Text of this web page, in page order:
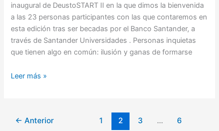
inaugural de DeustoSTART II en la que dimos la bienvenida
a las 23 personas participantes con las que contaremos en
esta edición tras ser becadas por el Banco Santander, a
través de Santander Universidades . Personas inquietas
que tienen algo en común: ilusión y ganas de formarse
Leer más »
← Anterior 1 2 3 …
6